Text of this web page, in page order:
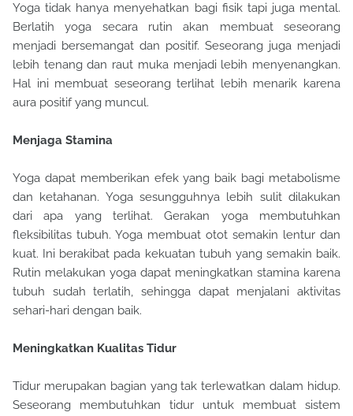
Yoga tidak hanya menyehatkan bagi fisik tapi juga mental.
Berlatih yoga secara rutin akan membuat seseorang
menjadi bersemangat dan positif. Seseorang juga menjadi
lebih tenang dan raut muka menjadi lebih menyenangkan.
Hal ini membuat seseorang terlihat lebih menarik karena
aura positif yang muncul.
Menjaga Stamina
Yoga dapat memberikan efek yang baik bagi metabolisme
dan ketahanan. Yoga sesungguhnya lebih sulit dilakukan
dari apa yang terlihat. Gerakan yoga membutuhkan
fleksibilitas tubuh. Yoga membuat otot semakin lentur dan
kuat. Ini berakibat pada kekuatan tubuh yang semakin baik.
Rutin melakukan yoga dapat meningkatkan stamina karena
tubuh sudah terlatih, sehingga dapat menjalani aktivitas
sehari-hari dengan baik.
Meningkatkan Kualitas Tidur
Tidur merupakan bagian yang tak terlewatkan dalam hidup.
Seseorang membutuhkan tidur untuk membuat sistem